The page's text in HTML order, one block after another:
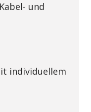
und
individuellem